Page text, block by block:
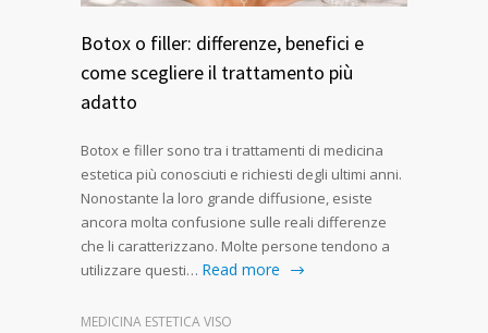
Botox o filler: differenze, benefici e
come scegliere il trattamento più
adatto
Botox e filler sono tra i trattamenti di medicina
estetica più conosciuti e richiesti degli ultimi anni.
Nonostante la loro grande diffusione, esiste
ancora molta confusione sulle reali differenze
che li caratterizzano. Molte persone tendono a
utilizzare questi… Read more
MEDICINA ESTETICA VISO